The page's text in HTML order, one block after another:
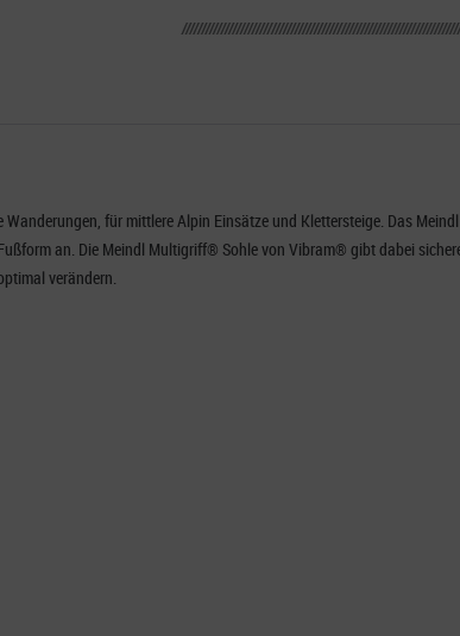
für mittlere Alpin Einsätze und Klettersteige. Das
an. Die Meindl Multigriff® Sohle von Vibram® gibt dabei
verändern.